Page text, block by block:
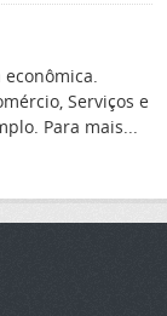
Serviços e
Para mais...